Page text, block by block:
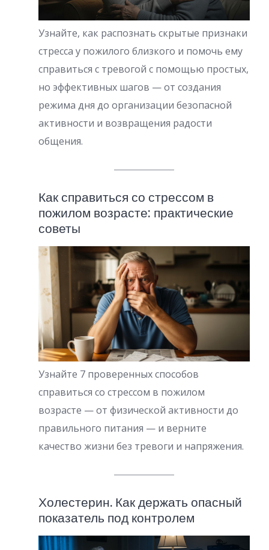
Узнайте, как распознать скрытые признаки
стресса у пожилого близкого и помочь ему
справиться с тревогой с помощью простых,
но эффективных шагов — от создания
режима дня до организации безопасной
активности и возвращения радости
общения.
Как справиться со стрессом в
пожилом возрасте: практические
советы
Узнайте 7 проверенных способов
справиться со стрессом в пожилом
возрасте — от физической активности до
правильного питания — и верните
качество жизни без тревоги и напряжения.
Холестерин. Как держать опасный
показатель под контролем